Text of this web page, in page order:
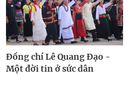
Đồng chí Lê Quang Đạo -
Một đời tin ở sức dân